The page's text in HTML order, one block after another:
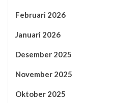
Februari 2026
Januari 2026
Desember 2025
November 2025
Oktober 2025